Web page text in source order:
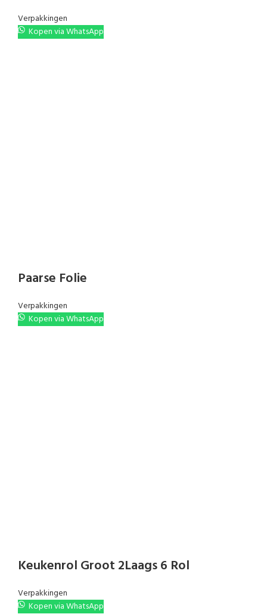
Verpakkingen
Kopen via WhatsApp
Paarse Folie
Verpakkingen
Kopen via WhatsApp
Keukenrol Groot 2Laags 6 Rol
Verpakkingen
Kopen via WhatsApp